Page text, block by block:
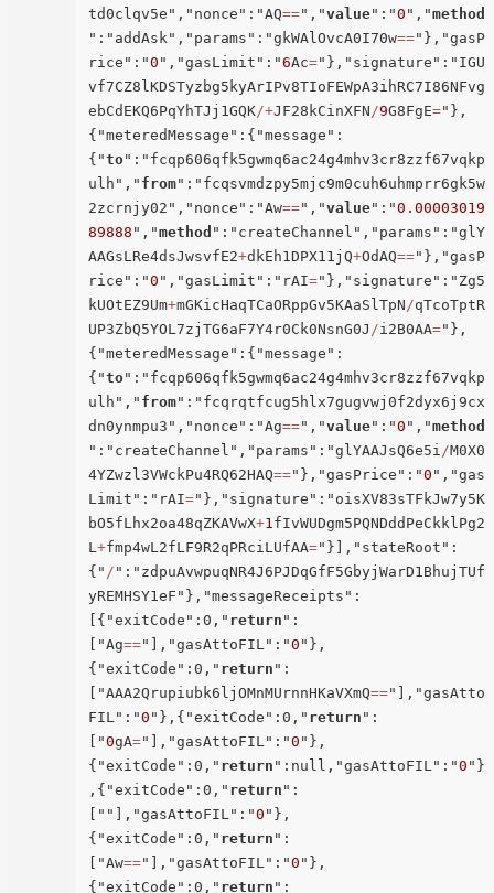
td0clqv5e","nonce":"AQ==","value":"0 ","method
":"addAsk","params":"gkWAlOvcA0I70w=="},"gasP
rice":"0 ","gasLimit":"6Ac="},"signature":"IGU
vf7CZ8lKDSTyzbg5kyArIPv8TIoFEWpA3ihRC7I86NFvg
ebCdEKQ6PqYhTJj1GQK/+JF28kCinXFN/9G8FgE="},
{"meteredMessage":{"message":
{"to":"fcqp606qfk5gwmq6ac24g4mhv3cr8zzf67vqkp
ulh"," from":"fcqsvmdzpy5mjc9m0cuh6uhmprr6gk5w
2zcrnjy02","nonce":"Aw==","value":"0.00003019
89888 ","method ":"createChannel","params":"glY
AAGsLRe4dsJwsvfE2+dkEh1DPX11jQ+OdAQ=="},"gasP
rice":"0 ","gasLimit":"rAI="},"signature":"Zg5
kUOtEZ9Um+mGKicHaqTCaORppGv5KAaSlTpN/qTcoTptR
UP3ZbQ5YOL7zjTG6aF7Y4r0Ck0NsnG0J /i2B0AA="},
{"meteredMessage":{"message":
{"to":"fcqp606qfk5gwmq6ac24g4mhv3cr8zzf67vqkp
ulh"," from":"fcqrqtfcug5hlx7gugvwj0f2dyx6j9cx
dn0ynmpu3","nonce":"Ag==","value":"0 ","method
":"createChannel","params":"glYAAJsQ6e5i/M0X0
4YZwzl3VWckPu4RQ62HAQ=="},"gasPrice":"0 ","gas
Limit":"rAI="},"signature":"oisXV83sTFkJw7y5K
bO5fLhx2oa48qZKAVwX+1fIvWUDgm5PQNDddPeCkklPg2
L+fmp4wL2fLF9R2qPRciLUfAA="}],"stateRoot":
{" / ":"zdpuAvwpuqNR4J6PJDqGfF5GbyjWarD1BhujTUf
yREMHSY1eF"},"messageReceipts":
[{"exitCode":0," return ":
["Ag=="],"gasAttoFIL":"0 "},
{"exitCode":0," return ":
["AAA2Qrupiubk6ljOMnMUrnnHKaVXmQ=="],"gasAtto
FIL":"0 "},{"exitCode":0," return ":
["0gA="],"gasAttoFIL":"0 "},
{"exitCode":0," return ":null,"gasAttoFIL":"0 "}
,{"exitCode":0," return ":
[""],"gasAttoFIL":"0 "},
{"exitCode":0," return ":
["Aw=="],"gasAttoFIL":"0 "},
{"exitCode":0," return ":